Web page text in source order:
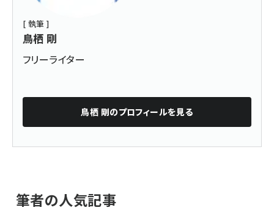
[ 執筆 ]
鳥栖 剛
フリーライター
鳥栖 剛のプロフィールを見る
筆者の人気記事